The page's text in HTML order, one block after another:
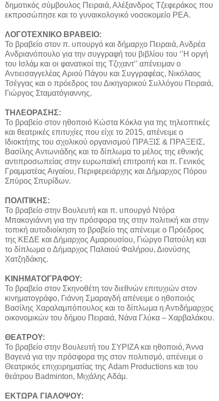
δημοτικός σύμβουλος Πειραιά, Αλέξανδρος Τζεφεράκος που
εκπροσώπησε και το γυναικολογικό νοσοκομείο ΡΕΑ.
ΛΟΓΟΤΕΧΝΙΚΟ ΒΡΑΒΕΙΟ:
Το βραβείο στον π. υπουργό και δήμαρχο Πειραιά, Ανδρέα
Ανδριανόπουλο για την συγγραφή του βιβλίου του ‘’Η οργή
του Ισλάμ και οι φανατικοί της Τζιχαντ‘’ απένειμαν ο
Αντιεισαγγελέας Αριού Πάγου και Συγγραφέας, Νικόλαος
Τσέγγας και ο πρόεδρος του Δικηγορικού Συλλόγου Πειραιά,
Γιώργος Σταματόγιαννης.
ΤΗΛΕΟΡΑΣΗΣ:
Το βραβείο στον ηθοποιό Κώστα Κόκλα για της τηλεοπτικές
και θεατρικές επιτυχίες που είχε το 2015, απένειμε ο
Ιδιοκτήτης του σχολικού οργανισμού ΠΡΑΞΙΣ & ΠΡΑΞΕΙΣ,
Βασίλης Αντωνιάδης και το δίπλωμα το μέλος της εθνικής
αντιπροσωπείας στην ευρωπαϊκή επιτροπή και π. Γενικός
Γραμματέας Αιγαίου, Περιφερειάρχης και Δήμαρχος Πόρου
Σπύρος Σπυρίδων.
ΠΟΛΙΤΙΚΗΣ:
Το βραβείο στην Βουλευτή και π. υπουργό Ντόρα
Μπακογιάννη για την πρόσφορα της στην πολιτική και στην
τοπική αυτοδιοίκηση το βραβείο της απένειμε ο Πρόεδρος
της ΚΕΔΕ και Δήμαρχος Αμαρουσίου, Γιώργο Πατούλη και
το δίπλωμα ο Δήμαρχος Παλαιού Φαλήρου, Διονύσης
Χατζηδάκης.
ΚΙΝΗΜΑΤΟΓΡΑΦΟΥ:
Το βραβείο στον Σκηνοθέτη τον διεθνών επιτυχιών στον
κινηματογράφο, Γιάννη Σμαραγδή απένειμε ο ηθοποιός
Βασίλης Χαραλαμπόπουλος και το δίπλωμα η Αντιδήμαρχος
οικονομικών του δήμου Πειραιά, Νάνα Γλύκα – Χαρβαλάκου.
ΘΕΑΤΡΟΥ:
Το βραβείο στην Βουλευτή του ΣΥΡΙΖΑ και ηθοποιό, Άννα
Βαγενά για την πρόσφορα της στον πολιτισμό, απένειμε ο
Θεατρικός επιχειρηματίας της Adam Productions και του
θεάτρου Badminton, Μιχάλης Αδάμ.
ΕΚΤΩΡΑ ΓΙΑΛΟΨΟΥ: